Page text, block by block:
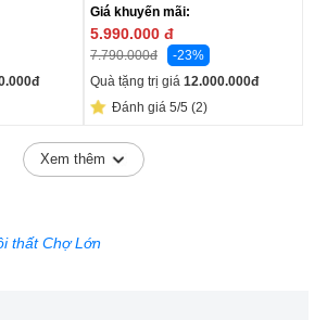
đ
Giá khuyến mãi:
5.990.000 đ
7.790.000đ
-23%
Quà tặng trị giá 12.000.000đ
Đánh giá 5/5 (2)
Xem thêm
thất Chợ Lớn